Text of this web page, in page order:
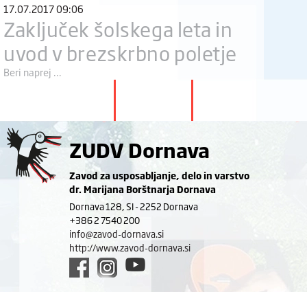
17.07.2017 09:06
Zaključek šolskega leta in
uvod v brezskrbno poletje
Beri naprej ...
ZUDV Dornava
Zavod za usposabljanje, delo in varstvo
dr. Marijana Borštnarja Dornava
Dornava 128, SI - 2252 Dornava
+386 2 7540 200
info@zavod-dornava.si
http://www.zavod-dornava.si